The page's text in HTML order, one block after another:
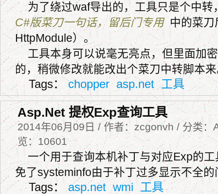
为了绕过waf导出的，工具只是个中转
C#版菜刀一句话，留后门专用中的菜刀
HttpModule）。
工具本身可以说毫无亮点，但里面加
的，稍微修改就能改出个菜刀中转脚本
Tags：chopper asp.net 工具
Asp.Net 提权Exp查询工具
2014年06月09日 / 作者：zcgonvh / 分类：
览：10601
一个用于查询本机补丁与对应Exp的
免了systeminfo由于补丁过多显示不全的
Tags：asp.net wmi 工具